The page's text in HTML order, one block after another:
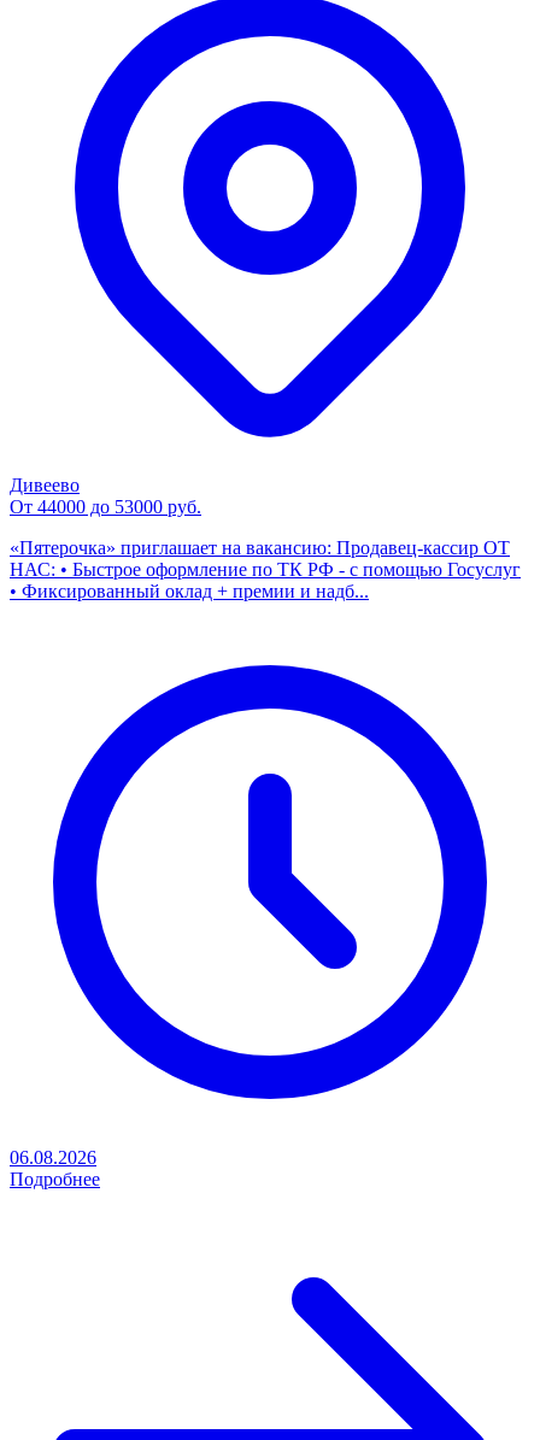
Дивеево
От 44000 до 53000 руб.
«Пятерочка» приглашает на вакансию: Продавец-кассир ОТ
НАС: • Быстрое оформление по ТК РФ - с помощью Госуслуг
• Фиксированный оклад + премии и надб...
06.08.2026
Подробнее